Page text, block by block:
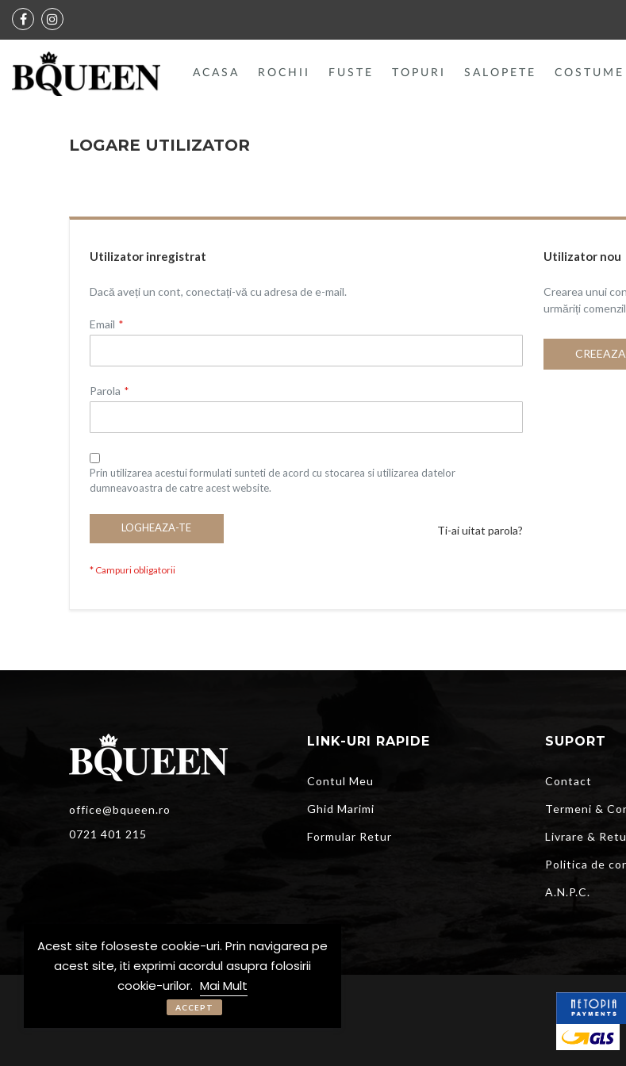
Acest site foloseste cookie-uri. Prin navigarea pe
acest site, iti exprimi acordul asupra folosirii
cookie-urilor. Mai Mult
ACCEPT
ACASA ROCHII FUSTE TOPURI SALOPETE
LOGARE UTILIZATOR
Utilizator inregistrat
Dacă aveți un cont, conectați-vă cu adresa de e-mail.
Email
Parola
Prin utilizarea acestui formulati sunteti de acord cu stocarea si utilizarea datelor
dumneavoastra de catre acest website.
LOGHEAZA-TE Ti-ai uitat parola?
Utilizator nou
Crearea unui
urmăriți
office@bqueen.ro
0721 401 215
LINK-URI RAPIDE
Contul Meu
Ghid Marimi
Formular Retur
SUPORT
Contact
Termeni &
Livrare &
Politica de
A.N.P.C.
© BQueen - Toate drepturile rezervate